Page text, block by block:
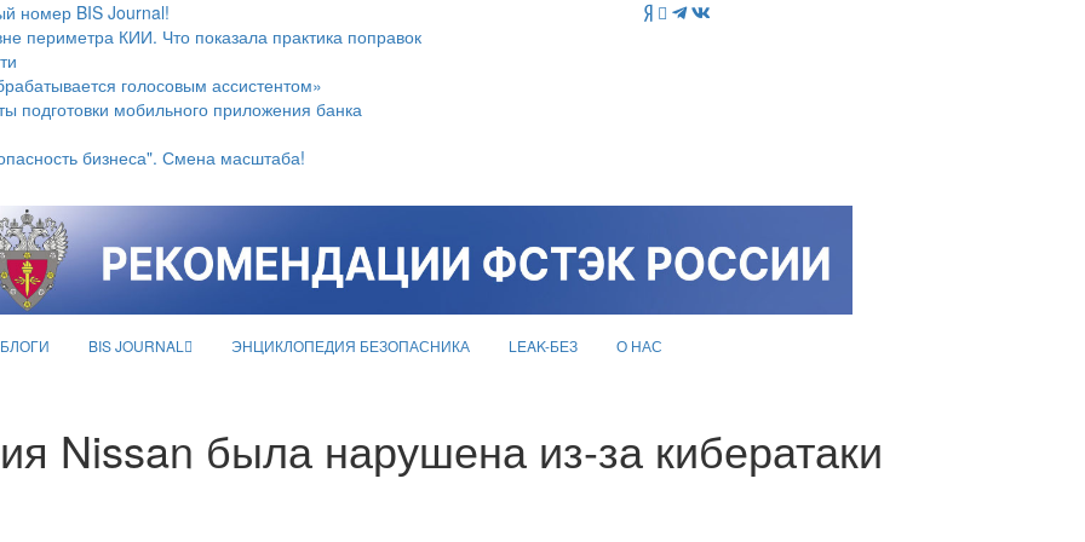
номер BIS Journal!
периметра КИИ. Что показала практика поправок
голосовым ассистентом»
подготовки мобильного приложения банка
бизнеса". Смена масштаба!
БЛОГИ BIS JOURNAL ЭНЦИКЛОПЕДИЯ БЕЗОПАСНИКА LEAK-БЕЗ О НАС
Nissan была нарушена из-за кибератаки